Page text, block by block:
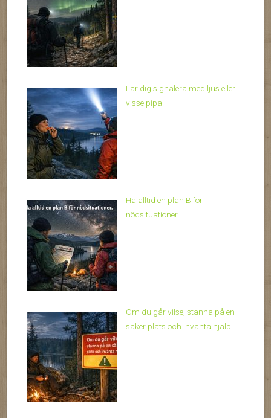
Lär dig signalera med ljus eller
visselpipa.
Ha alltid en plan B för
nödsituationer.
Om du går vilse, stanna på en
säker plats och invänta hjälp.